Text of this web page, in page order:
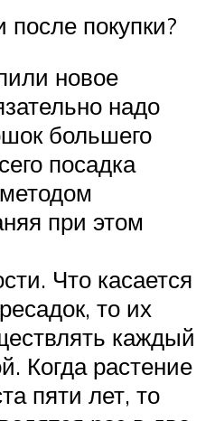
покупки?
новое
надо
большего
посадка
при этом
Что касается
то их
каждый
Когда растение
пяти лет, то